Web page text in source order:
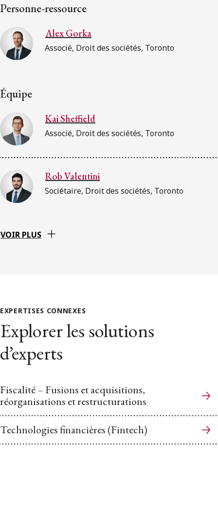
Personne-ressource
Alex Gorka
Associé, Droit des sociétés, Toronto
Équipe
Kai Sheffield
Associé, Droit des sociétés, Toronto
Rob Valentini
Sociétaire, Droit des sociétés, Toronto
VOIR PLUS
EXPERTISES CONNEXES
Explorer les solutions
d’experts
Fiscalité – Fusions et acquisitions,
réorganisations et restructurations
Technologies financières (Fintech)